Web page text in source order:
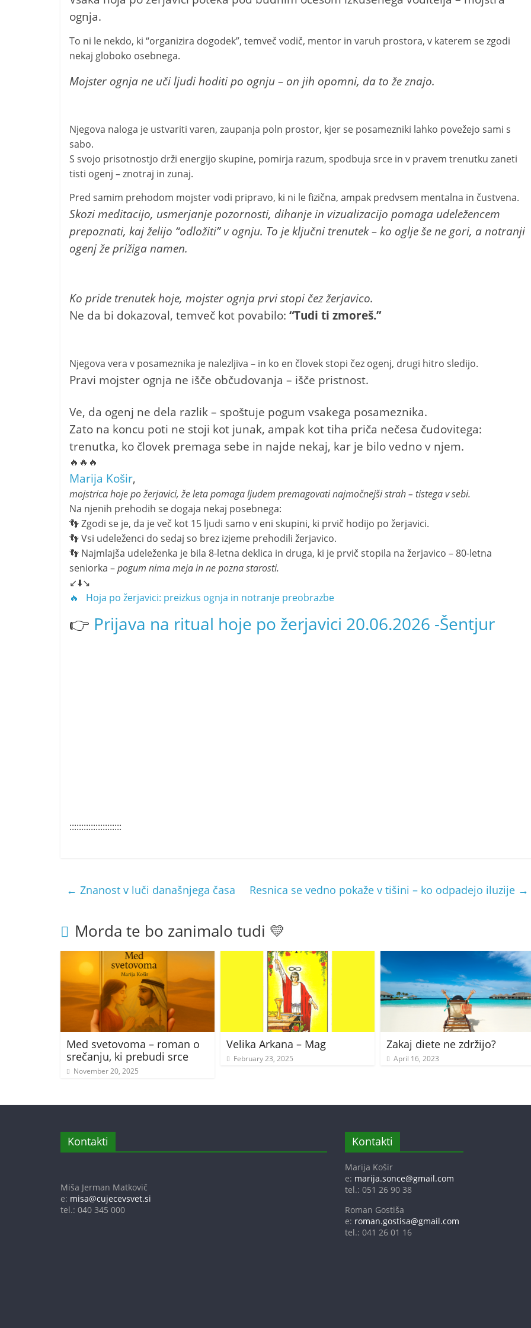
ognja.
To ni le nekdo, ki “organizira dogodek”, temveč vodič, mentor in varuh prostora, v katerem se zgodi
nekaj globoko osebnega.
Mojster ognja ne uči ljudi hoditi po ognju – on jih opomni, da to že znajo.
Njegova naloga je ustvariti varen, zaupanja poln prostor, kjer se posamezniki lahko povežejo sami s
sabo.
S svojo prisotnostjo drži energijo skupine, pomirja razum, spodbuja srce in v pravem trenutku zaneti
tisti ogenj – znotraj in zunaj.
Pred samim prehodom mojster vodi pripravo, ki ni le fizična, ampak predvsem mentalna in čustvena.
Skozi meditacijo, usmerjanje pozornosti, dihanje in vizualizacijo pomaga udeležencem
prepoznati, kaj želijo “odložiti” v ognju. To je ključni trenutek – ko oglje še ne gori, a notranji
ogenj že prižiga namen.
Ko pride trenutek hoje, mojster ognja prvi stopi čez žerjavico.
Ne da bi dokazoval, temveč kot povabilo: “Tudi ti zmoreš.”
Njegova vera v posameznika je nalezljiva – in ko en človek stopi čez ogenj, drugi hitro sledijo.
Pravi mojster ognja ne išče občudovanja – išče pristnost.
Ve, da ogenj ne dela razlik – spoštuje pogum vsakega posameznika.
Zato na koncu poti ne stoji kot junak, ampak kot tiha priča nečesa čudovitega:
trenutka, ko človek premaga sebe in najde nekaj, kar je bilo vedno v njem.
🔥🔥🔥
Marija Košir,
mojstrica hoje po žerjavici, že leta pomaga ljudem premagovati najmočnejši strah – tistega v sebi.
Na njenih prehodih se dogaja nekaj posebnega:
👣 Zgodi se je, da je več kot 15 ljudi samo v eni skupini, ki prvič hodijo po žerjavici.
👣 Vsi udeleženci do sedaj so brez izjeme prehodili žerjavico.
👣 Najmlajša udeleženka je bila 8-letna deklica in druga, ki je prvič stopila na žerjavico – 80-letna
seniorka –pogum nima meja in ne pozna starosti.
↙️⬇️↘️
🔥 Hoja po žerjavici: preizkus ognja in notranje preobrazbe
👉 Prijava na ritual hoje po žerjavici 20.06.2026 -Šentjur
::::::::::::::::::::::
← Znanost v luči današnjega časa Resnica se vedno pokaže v tišini – ko odpadejo iluzije →
Morda te bo zanimalo tudi 💛
Med svetovoma – roman o
srečanju, ki prebudi srce
November 20, 2025
Velika Arkana – Mag
February 23, 2025
Zakaj diete ne zdržijo?
April 16, 2023
Kontakti
Miša Jerman Matkovič
e: misa@cujecevsvet.si
tel.: 040 345 000
Kontakti
Marija Košir
e: marija.sonce@gmail.com
tel.: 051 26 90 38
Roman Gostiša
e: roman.gostisa@gmail.com
tel.: 041 26 01 16